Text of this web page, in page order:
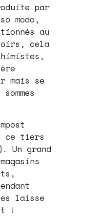
par
modo,
au
cela
mais se
ce tiers
Un grand
laisse
!